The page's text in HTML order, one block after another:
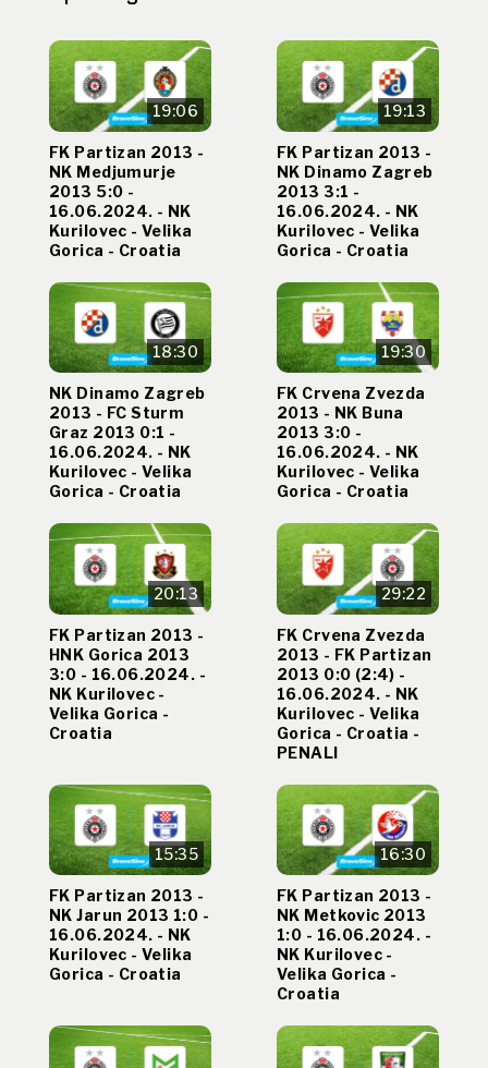
19:06
FK Partizan 2013 -
NK Medjumurje
2013 5:0 -
16.06.2024. - NK
Kurilovec - Velika
Gorica - Croatia
19:13
FK Partizan 2013 -
NK Dinamo Zagreb
2013 3:1 -
16.06.2024. - NK
Kurilovec - Velika
Gorica - Croatia
18:30
NK Dinamo Zagreb
2013 - FC Sturm
Graz 2013 0:1 -
16.06.2024. - NK
Kurilovec - Velika
Gorica - Croatia
19:30
FK Crvena Zvezda
2013 - NK Buna
2013 3:0 -
16.06.2024. - NK
Kurilovec - Velika
Gorica - Croatia
20:13
FK Partizan 2013 -
HNK Gorica 2013
3:0 - 16.06.2024. -
NK Kurilovec -
Velika Gorica -
Croatia
29:22
FK Crvena Zvezda
2013 - FK Partizan
2013 0:0 (2:4) -
16.06.2024. - NK
Kurilovec - Velika
Gorica - Croatia -
PENALI
15:35
FK Partizan 2013 -
NK Jarun 2013 1:0 -
16.06.2024. - NK
Kurilovec - Velika
Gorica - Croatia
16:30
FK Partizan 2013 -
NK Metkovic 2013
1:0 - 16.06.2024. -
NK Kurilovec -
Velika Gorica -
Croatia